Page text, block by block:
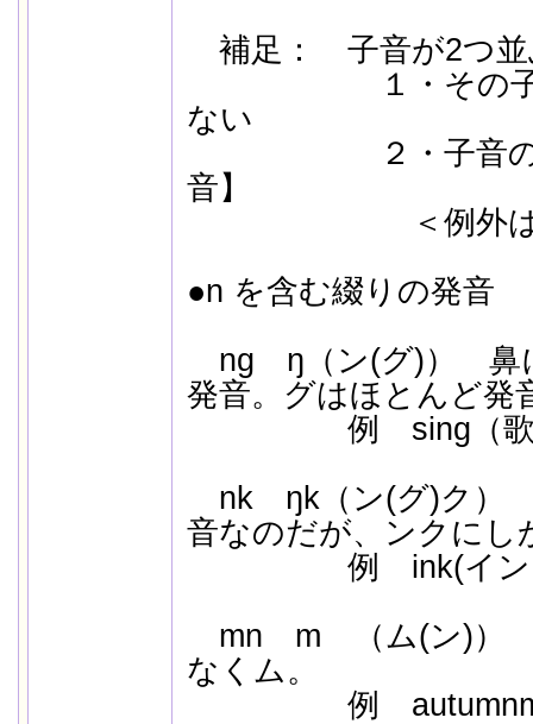
補足： 子音が2つ並
１・その子音
ない
２・子音の手
音】
＜例外はあ
●n を含む綴りの発音
ng ŋ（ン(グ)） 鼻
発音。グはほとんど発
例 sing（歌
nk ŋk（ン(グ)ク）
音なのだが、ンクにし
例 ink(イン
mn m （ム(ン)） n
なくム。
例 autumnm